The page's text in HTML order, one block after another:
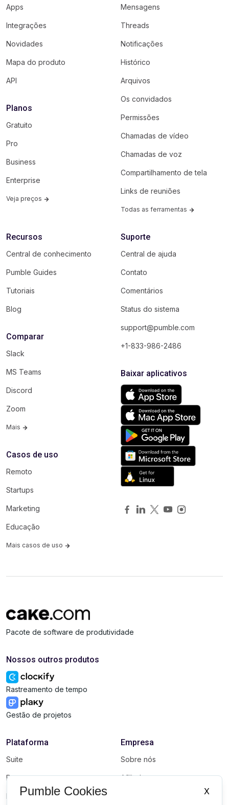
Apps
Integrações
Novidades
Mapa do produto
API
Planos
Gratuito
Pro
Business
Enterprise
Veja preços
Mensagens
Threads
Notificações
Histórico
Arquivos
Os convidados
Permissões
Chamadas de vídeo
Chamadas de voz
Compartilhamento de tela
Links de reuniões
Todas as ferramentas
Recursos
Central de conhecimento
Pumble Guides
Tutoriais
Blog
Comparar
Slack
MS Teams
Discord
Zoom
Mais
Casos de uso
Remoto
Startups
Marketing
Educação
Mais casos de uso
Suporte
Central de ajuda
Contato
Comentários
Status do sistema
support@pumble.com
+1-833-986-2486
Baixar aplicativos
Pacote de software de produtividade
Nossos outros produtos
Rastreamento de tempo
Gestão de projetos
Plataforma
Suite
Pacote
Marketplace
Empresa
Sobre nós
Afiliados
Pumble Cookies
X